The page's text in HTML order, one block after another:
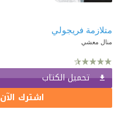
متلازمة فريجولي
منال معشي
تحميل الكتاب
اشترك الآن